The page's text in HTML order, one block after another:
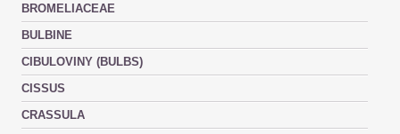
BROMELIACEAE
BULBINE
CIBULOVINY (BULBS)
CISSUS
CRASSULA